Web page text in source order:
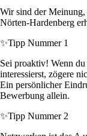
Wir sind der Meinung,
Nörten-Hardenberg
✨Tipp Nummer 1
Sei proaktiv! Wenn
interessierst, zögere
Ein persönlicher
Bewerbung allein.
✨Tipp Nummer 2